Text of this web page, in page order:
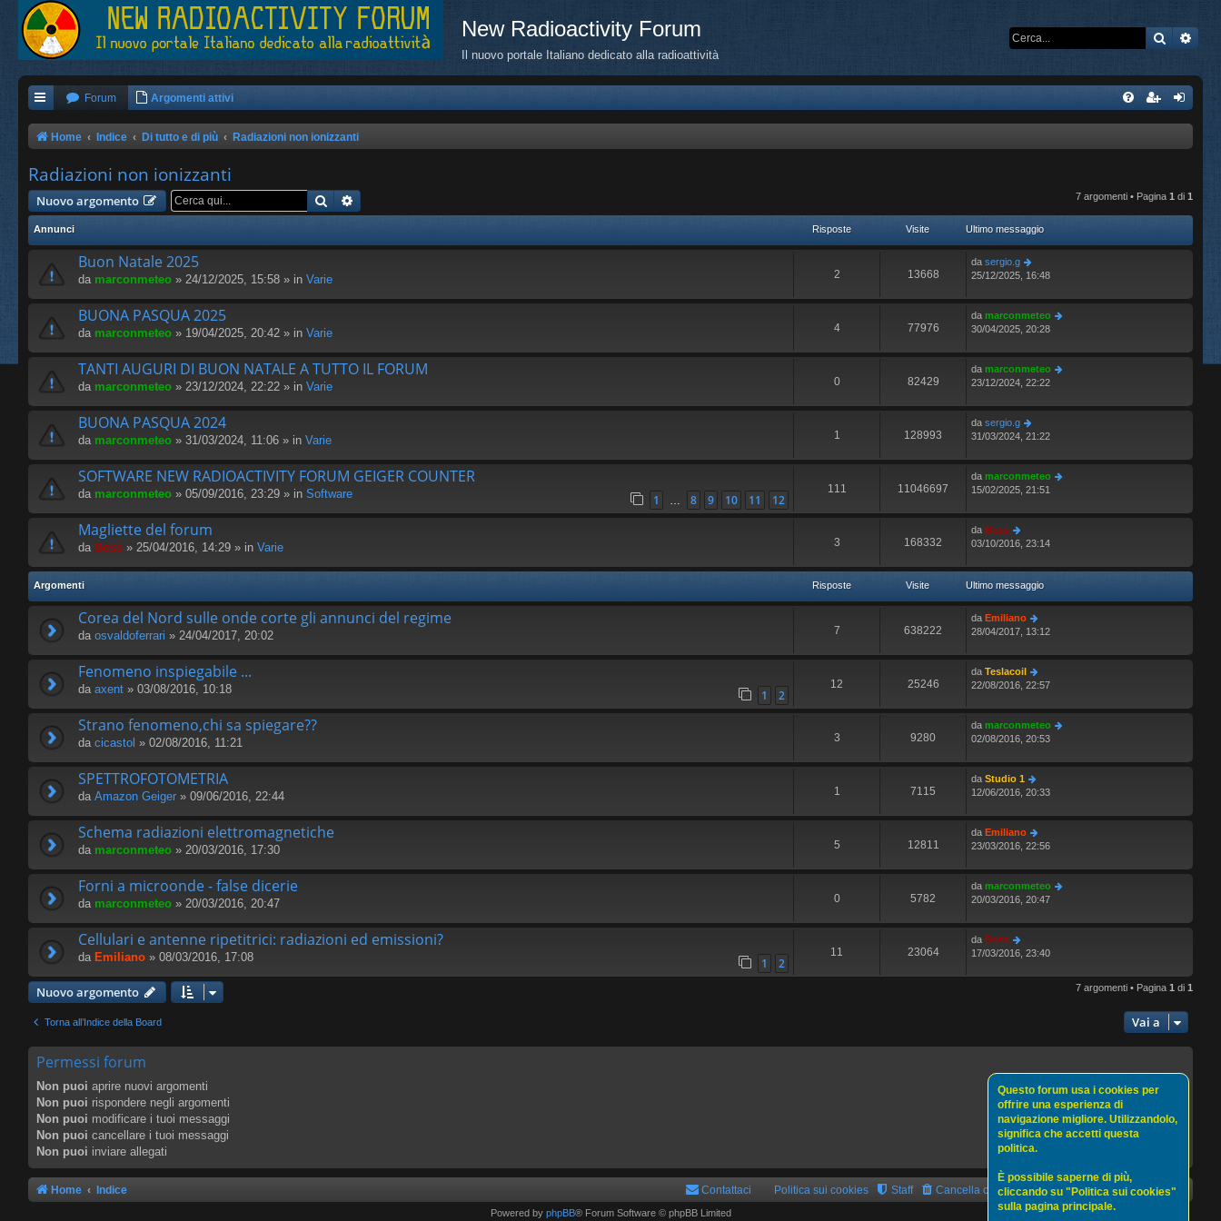
New Radioactivity Forum
Il nuovo portale Italiano dedicato alla radioattività
Cerca
Forum Argomenti attivi
Home Indice Di tutto e di più Radiazioni non ionizzanti
Radiazioni non ionizzanti
Nuovo argomento Cerca 7 argomenti • Pagina 1 di 1
Annunci Risposte Visite Ultimo messaggio
Buon Natale 2025
da marconmeteo » 24/12/2025, 15:58 » in Varie 2 13668
da sergio.g
25/12/2025, 16:48
BUONA PASQUA 2025
da marconmeteo » 19/04/2025, 20:42 » in Varie 4 77976
da marconmeteo
30/04/2025, 20:28
TANTI AUGURI DI BUON NATALE A TUTTO IL FORUM
da marconmeteo » 23/12/2024, 22:22 » in Varie 0 82429
da marconmeteo
23/12/2024, 22:22
BUONA PASQUA 2024
da marconmeteo » 31/03/2024, 11:06 » in Varie 1 128993
da sergio.g
31/03/2024, 21:22
SOFTWARE NEW RADIOACTIVITY FORUM GEIGER COUNTER
da marconmeteo » 05/09/2016, 23:29 » in Software 1 … 8 9 10 11 12
111 11046697
da marconmeteo
15/02/2025, 21:51
Magliette del forum
da Boss » 25/04/2016, 14:29 » in Varie 3 168332
da Boss
03/10/2016, 23:14
Argomenti Risposte Visite Ultimo messaggio
Corea del Nord sulle onde corte gli annunci del regime
da osvaldoferrari » 24/04/2017, 20:02 7 638222
da Emiliano
28/04/2017, 13:12
Fenomeno inspiegabile ...
da axent » 03/08/2016, 10:18 1 2
12 25246
da Teslacoil
22/08/2016, 22:57
Strano fenomeno,chi sa spiegare??
da cicastol » 02/08/2016, 11:21 3 9280
da marconmeteo
02/08/2016, 20:53
SPETTROFOTOMETRIA
da Amazon Geiger » 09/06/2016, 22:44 1 7115
da Studio 1
12/06/2016, 20:33
Schema radiazioni elettromagnetiche
da marconmeteo » 20/03/2016, 17:30 5 12811
da Emiliano
23/03/2016, 22:56
Forni a microonde - false dicerie
da marconmeteo » 20/03/2016, 20:47 0 5782
da marconmeteo
20/03/2016, 20:47
Cellulari e antenne ripetitrici: radiazioni ed emissioni?
da Emiliano » 08/03/2016, 17:08 1 2
11 23064
da Boss
17/03/2016, 23:40
Nuovo argomento 7 argomenti • Pagina 1 di 1
Torna all’Indice della Board Vai a
Permessi forum
Non puoi aprire nuovi argomenti
Non puoi rispondere negli argomenti
Non puoi modificare i tuoi messaggi
Non puoi cancellare i tuoi messaggi
Non puoi inviare allegati
Questo forum usa i cookies per
offrire una esperienza di
navigazione migliore. Utilizzandolo,
significa che accetti questa
politica.
È possibile saperne di più,
cliccando su "Politica sui cookies"
sulla pagina principale.
Home Indice Tutti gli orari sono UTC+02:00
Cancella cookie
Staff
Politica sui cookies
Contattaci
Powered by phpBB® Forum Software © phpBB Limited